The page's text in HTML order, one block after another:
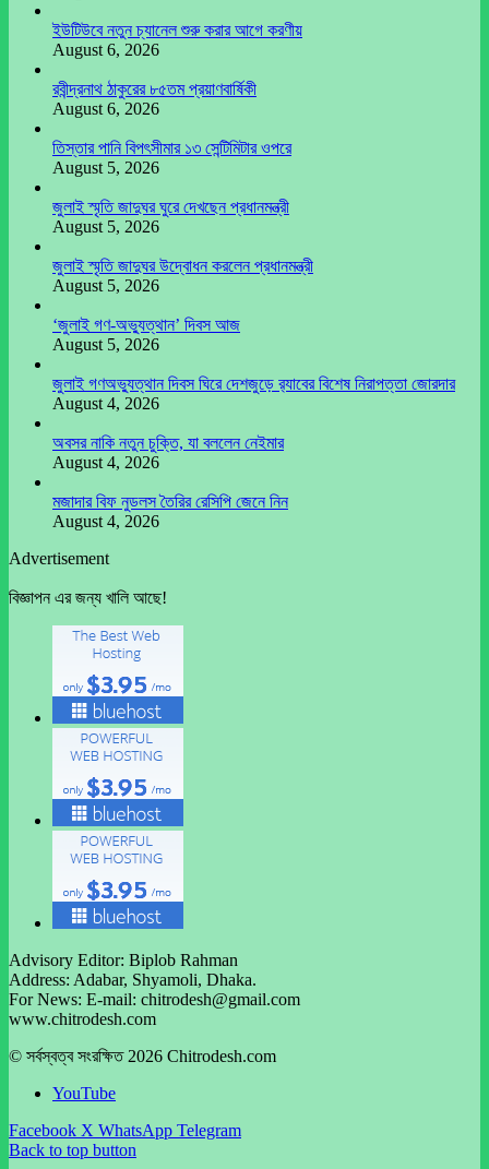
ইউটিউবে নতুন চ্যানেল শুরু করার আগে করণীয়
August 6, 2026
রবীন্দ্রনাথ ঠাকুরের ৮৫তম প্রয়াণবার্ষিকী
August 6, 2026
তিস্তার পানি বিপৎসীমার ১৩ সেন্টিমিটার ওপরে
August 5, 2026
জুলাই স্মৃতি জাদুঘর ঘুরে দেখছেন প্রধানমন্ত্রী
August 5, 2026
জুলাই স্মৃতি জাদুঘর উদ্বোধন করলেন প্রধানমন্ত্রী
August 5, 2026
‘জুলাই গণ-অভ্যুত্থান’ দিবস আজ
August 5, 2026
জুলাই গণঅভ্যুত্থান দিবস ঘিরে দেশজুড়ে র‌্যাবের বিশেষ নিরাপত্তা জোরদার
August 4, 2026
অবসর নাকি নতুন চুক্তি, যা বললেন নেইমার
August 4, 2026
মজাদার বিফ নুডলস তৈরির রেসিপি জেনে নিন
August 4, 2026
Advertisement
বিজ্ঞাপন এর জন্য খালি আছে!
Advisory Editor: Biplob Rahman
Address: Adabar, Shyamoli, Dhaka.
For News: E-mail: chitrodesh@gmail.com
www.chitrodesh.com
© সর্বস্বত্ব সংরক্ষিত 2026 Chitrodesh.com
YouTube
Facebook X WhatsApp Telegram
Back to top button